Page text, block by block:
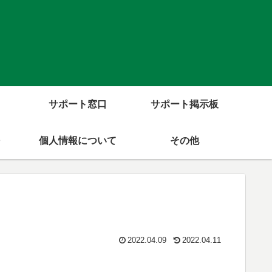
サポート窓口 サポート掲示板
個人情報について その他
2022.04.09 2022.04.11